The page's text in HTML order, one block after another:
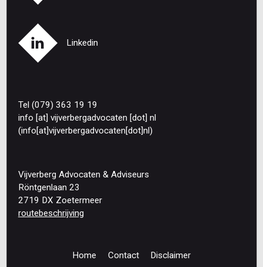
Linkedin
Tel (079) 363 19 19
info [at] vijverbergadvocaten [dot] nl
(info[at]vijverbergadvocaten[dot]nl)
Vijverberg Advocaten & Adviseurs
Röntgenlaan 23
2719 DX Zoetermeer
routebeschrijving
Home Contact Disclaimer